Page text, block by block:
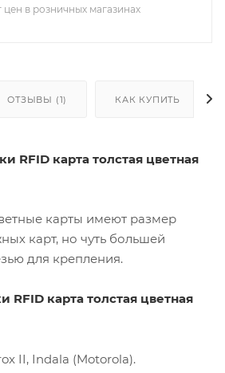
цен в розничных магазинах
ОТЗЫВЫ (1) КАК КУПИТЬ
RFID карта толстая цветная
карты имеют размер
карт, но чуть большей
для крепления.
RFID карта толстая цветная
II, Indala (Motorola).